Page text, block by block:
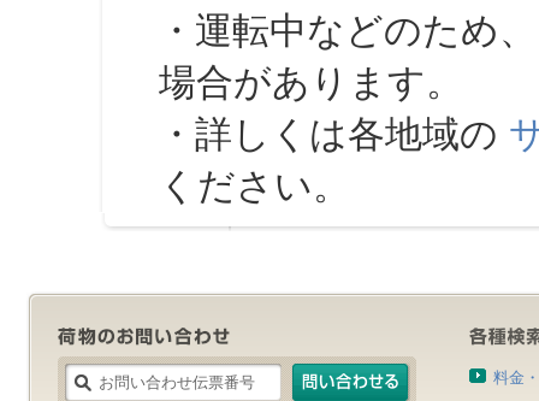
・運転中などのため
場合があります。
・詳しくは各地域の
ください。
料金